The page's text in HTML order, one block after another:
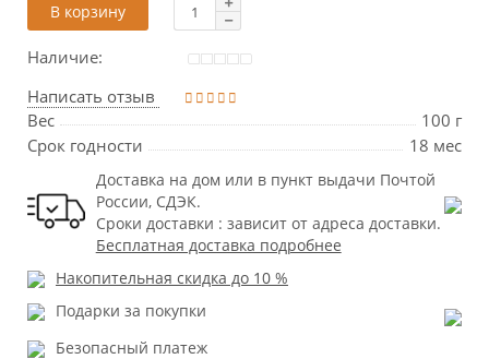
В корзину
Наличие:
Написать отзыв
Вес
100 г
Срок годности
18 мес
Доставка на дом или в пункт выдачи Почтой
России, СДЭК.
Сроки доставки : зависит от адреса доставки.
Бесплатная доставка подробнее
Накопительная скидка до 10 %
Подарки за покупки
Безопасный платеж